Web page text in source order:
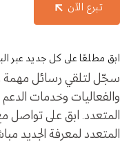
تبرع الآن
ابق مطلعًا على كل جديد عبر
سجّل لتلقي رسائل مهمة
والفعاليات وخدمات
المتعدد. ابق على تواصل
المتعدد لمعرفة الجديد